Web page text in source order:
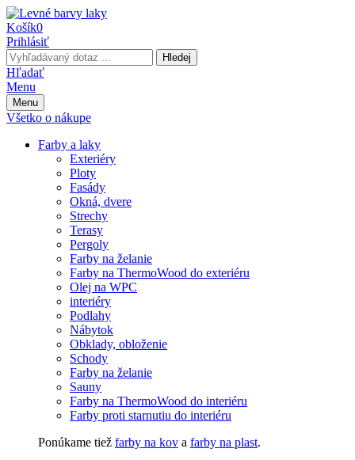
Košík0
Prihlásiť
Hledej
Hľadať
Menu
Menu
Všetko o nákupe
Farby a laky
Exteriéry
Ploty
Fasády
Okná, dvere
Strechy
Terasy
Pergoly
Farby na želanie
Farby na ThermoWood do exteriéru
Olej na WPC
interiéry
Podlahy
Nábytok
Obklady, obloženie
Schody
Farby na želanie
Sauny
Farby na ThermoWood do interiéru
Farby proti starnutiu do interiéru
Ponúkame tiež farby na kov a farby na plast.